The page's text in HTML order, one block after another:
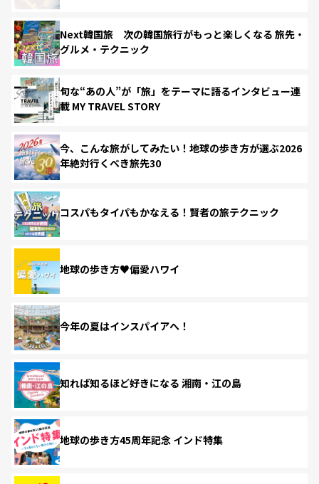
Next韓国旅 次の韓国旅行がもっと楽しくなる 旅先・
グルメ・テクニック
旬な“あの人”が「旅」をテーマに語るインタビュー連
載 MY TRAVEL STORY
今、こんな旅がしてみたい！地球の歩き方が選ぶ2026
年絶対行くべき旅先30
コスパもタイパもかなえる！賢者の旅テクニック
地球の歩き方♥偏愛ハワイ
今年の夏はインスパイアへ！
知れば知るほど好きになる 湘南・江の島
地球の歩き方45周年記念 インド特集